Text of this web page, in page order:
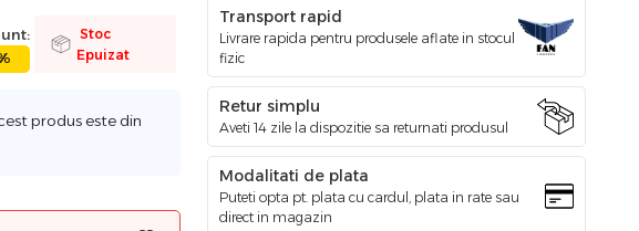
Stoc
Epuizat
produs este din
Transport rapid
Livrare rapida pentru produsele aflate in stocul
fizic
Retur simplu
Aveti 14 zile la dispozitie sa returnati produsul
Modalitati de plata
Puteti opta pt. plata cu cardul, plata in rate sau
direct in magazin